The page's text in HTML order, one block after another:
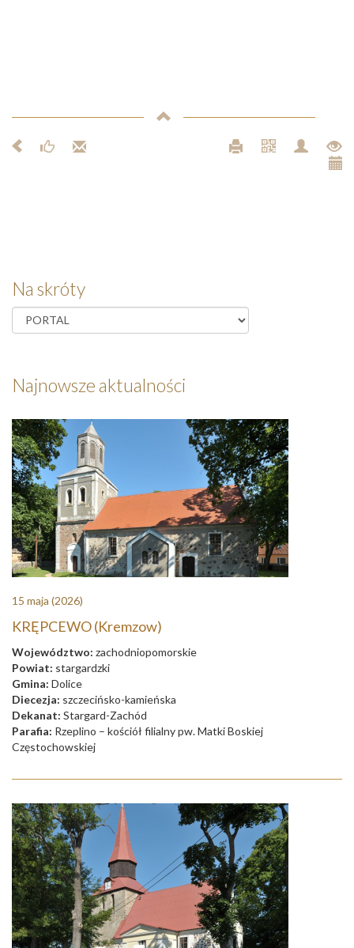
Na skróty
Najnowsze aktualności
15 maja (2026)
KRĘPCEWO (Kremzow)
Województwo: zachodniopomorskie
Powiat: stargardzki
Gmina: Dolice
Diecezja: szczecińsko-kamieńska
Dekanat: Stargard-Zachód
Parafia: Rzeplino – kościół filialny pw. Matki Boskiej
Częstochowskiej